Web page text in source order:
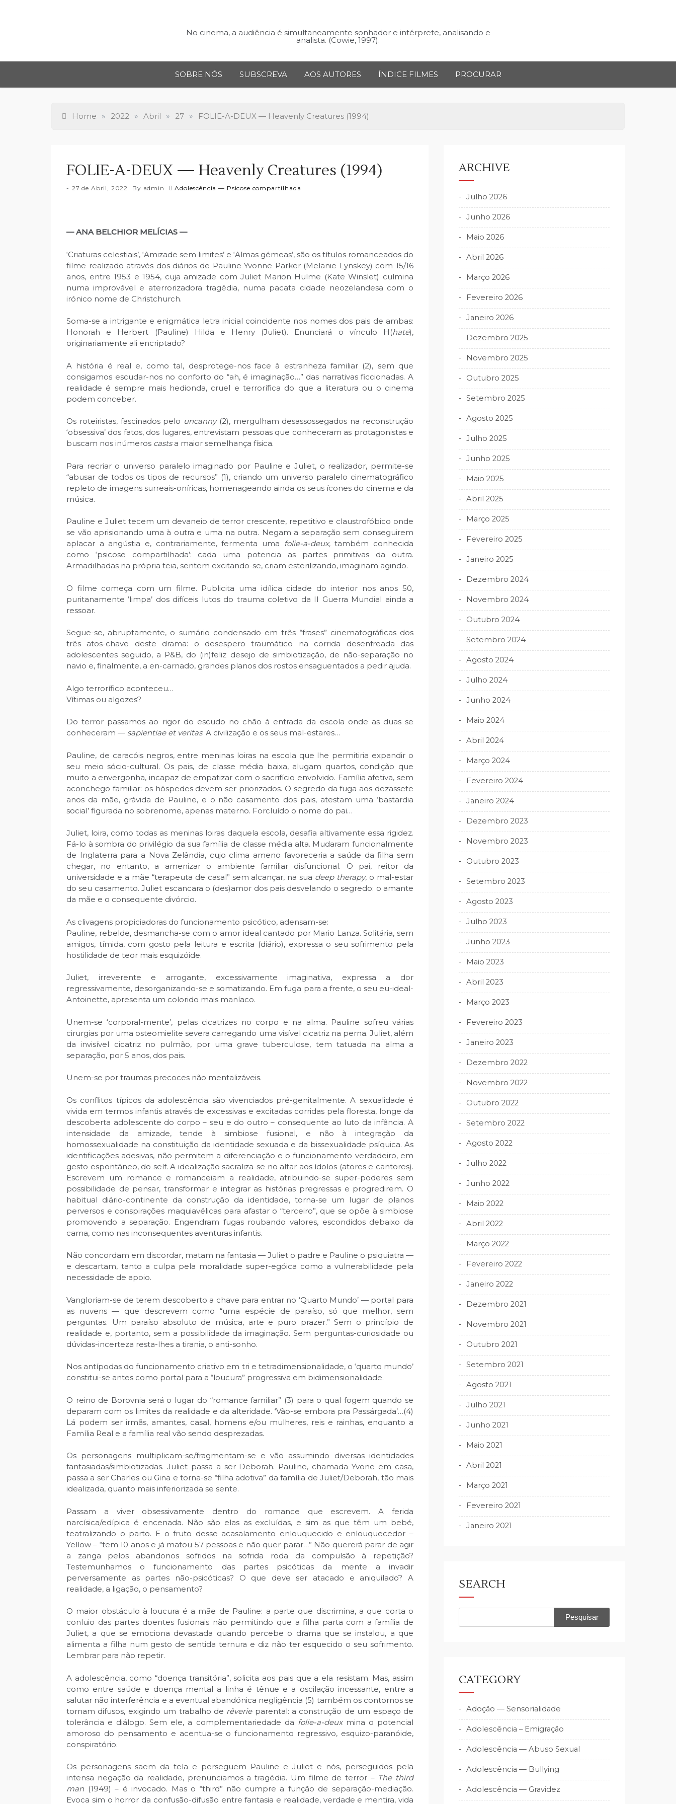
No cinema, a audiência é simultaneamente sonhador e intérprete, analisando e
analista. (Cowie, 1997).
SOBRE NÓS SUBSCREVA AOS AUTORES ÍNDICE FILMES PROCURAR
Home » 2022 » Abril » 27 » FOLIE-A-DEUX — Heavenly Creatures (1994)
FOLIE-A-DEUX — Heavenly Creatures (1994)
27 de Abril, 2022 By admin Adolescência — Psicose compartilhada
— ANA BELCHIOR MELÍCIAS —
‘Criaturas celestiais’, ‘Amizade sem limites’ e ‘Almas gémeas’, são os títulos romanceados do
filme realizado através dos diários de Pauline Yvonne Parker (Melanie Lynskey) com 15/16
anos, entre 1953 e 1954, cuja amizade com Juliet Marion Hulme (Kate Winslet) culmina
numa improvável e aterrorizadora tragédia, numa pacata cidade neozelandesa com o
irónico nome de Christchurch.
Soma-se a intrigante e enigmática letra inicial coincidente nos nomes dos pais de ambas:
Honorah e Herbert (Pauline) Hilda e Henry (Juliet). Enunciará o vínculo H(hate),
originariamente ali encriptado?
A história é real e, como tal, desprotege-nos face à estranheza familiar (2), sem que
consigamos escudar-nos no conforto do “ah, é imaginação…” das narrativas ficcionadas. A
realidade é sempre mais hedionda, cruel e terrorífica do que a literatura ou o cinema
podem conceber.
Os roteiristas, fascinados pelo uncanny(2), mergulham desassossegados na reconstrução
‘obsessiva’ dos fatos, dos lugares, entrevistam pessoas que conheceram as protagonistas e
buscam nos inúmeros castsa maior semelhança física.
Para recriar o universo paralelo imaginado por Pauline e Juliet, o realizador, permite-se
“abusar de todos os tipos de recursos” (1), criando um universo paralelo cinematográfico
repleto de imagens surreais-oníricas, homenageando ainda os seus ícones do cinema e da
música.
Pauline e Juliet tecem um devaneio de terror crescente, repetitivo e claustrofóbico onde
se vão aprisionando uma à outra e uma na outra. Negam a separação sem conseguirem
aplacar a angústia e, contrariamente, fermenta uma folie-a-deux,também conhecida
como ‘psicose compartilhada’: cada uma potencia as partes primitivas da outra.
Armadilhadas na própria teia, sentem excitando-se, criam esterilizando, imaginam agindo.
O filme começa com um filme. Publicita uma idílica cidade do interior nos anos 50,
puritanamente ‘limpa’ dos difíceis lutos do trauma coletivo da II Guerra Mundial ainda a
ressoar.
Segue-se, abruptamente, o sumário condensado em três “frases” cinematográficas dos
três atos-chave deste drama: o desespero traumático na corrida desenfreada das
adolescentes seguido, a P&B, do (in)feliz desejo de simbiotização, de não-separação no
navio e, finalmente, a en-carnado, grandes planos dos rostos ensaguentados a pedir ajuda.
Algo terrorífico aconteceu…
Vítimas ou algozes?
Do terror passamos ao rigor do escudo no chão à entrada da escola onde as duas se
conheceram — sapientiae et veritas. A civilização e os seus mal-estares…
Pauline, de caracóis negros, entre meninas loiras na escola que lhe permitiria expandir o
seu meio sócio-cultural. Os pais, de classe média baixa, alugam quartos, condição que
muito a envergonha, incapaz de empatizar com o sacrifício envolvido. Família afetiva, sem
aconchego familiar: os hóspedes devem ser priorizados. O segredo da fuga aos dezassete
anos da mãe, grávida de Pauline, e o não casamento dos pais, atestam uma ‘bastardia
social’ figurada no sobrenome, apenas materno. Forcluído o nome do pai…
Juliet, loira, como todas as meninas loiras daquela escola, desafia altivamente essa rigidez.
Fá-lo à sombra do privilégio da sua família de classe média alta. Mudaram funcionalmente
de Inglaterra para a Nova Zelândia, cujo clima ameno favoreceria a saúde da filha sem
chegar, no entanto, a amenizar o ambiente familiar disfuncional. O pai, reitor da
universidade e a mãe “terapeuta de casal” sem alcançar, na sua deep therapy, o mal-estar
do seu casamento. Juliet escancara o (des)amor dos pais desvelando o segredo: o amante
da mãe e o consequente divórcio.
As clivagens propiciadoras do funcionamento psicótico, adensam-se:
Pauline, rebelde, desmancha-se com o amor ideal cantado por Mario Lanza. Solitária, sem
amigos, tímida, com gosto pela leitura e escrita (diário), expressa o seu sofrimento pela
hostilidade de teor mais esquizóide.
Juliet, irreverente e arrogante, excessivamente imaginativa, expressa a dor
regressivamente, desorganizando-se e somatizando. Em fuga para a frente, o seu eu-ideal-
Antoinette, apresenta um colorido mais maníaco.
Unem-se ‘corporal-mente’, pelas cicatrizes no corpo e na alma. Pauline sofreu várias
cirurgias por uma osteomielite severa carregando uma visível cicatriz na perna. Juliet, além
da invisível cicatriz no pulmão, por uma grave tuberculose, tem tatuada na alma a
separação, por 5 anos, dos pais.
Unem-se por traumas precoces não mentalizáveis.
Os conflitos típicos da adolescência são vivenciados pré-genitalmente. A sexualidade é
vivida em termos infantis através de excessivas e excitadas corridas pela floresta, longe da
descoberta adolescente do corpo – seu e do outro – consequente ao luto da infância. A
intensidade da amizade, tende à simbiose fusional, e não à integração da
homossexualidade na constituição da identidade sexuada e da bissexualidade psíquica. As
identificações adesivas, não permitem a diferenciação e o funcionamento verdadeiro, em
gesto espontâneo, do self. A idealização sacraliza-se no altar aos ídolos (atores e cantores).
Escrevem um romance e romanceiam a realidade, atribuindo-se super-poderes sem
possibilidade de pensar, transformar e integrar as histórias pregressas e progredirem. O
habitual diário-continente da construção da identidade, torna-se um lugar de planos
perversos e conspirações maquiavélicas para afastar o “terceiro”, que se opõe à simbiose
promovendo a separação. Engendram fugas roubando valores, escondidos debaixo da
cama, como nas inconsequentes aventuras infantis.
Não concordam em discordar, matam na fantasia — Juliet o padre e Pauline o psiquiatra —
e descartam, tanto a culpa pela moralidade super-egóica como a vulnerabilidade pela
necessidade de apoio.
Vangloriam-se de terem descoberto a chave para entrar no ‘Quarto Mundo’ — portal para
as nuvens — que descrevem como “uma espécie de paraíso, só que melhor, sem
perguntas. Um paraíso absoluto de música, arte e puro prazer.” Sem o princípio de
realidade e, portanto, sem a possibilidade da imaginação. Sem perguntas-curiosidade ou
dúvidas-incerteza resta-lhes a tirania, o anti-sonho.
Nos antípodas do funcionamento criativo em tri e tetradimensionalidade, o ‘quarto mundo’
constitui-se antes como portal para a “loucura” progressiva em bidimensionalidade.
O reino de Borovnia será o lugar do “romance familiar” (3) para o qual fogem quando se
deparam com os limites da realidade e da alteridade. ‘Vão-se embora pra Passárgada’…(4)
Lá podem ser irmãs, amantes, casal, homens e/ou mulheres, reis e rainhas, enquanto a
Família Real e a família real vão sendo desprezadas.
Os personagens multiplicam-se/fragmentam-se e vão assumindo diversas identidades
fantasiadas/simbiotizadas. Juliet passa a ser Deborah. Pauline, chamada Yvone em casa,
passa a ser Charles ou Gina e torna-se “filha adotiva” da família de Juliet/Deborah, tão mais
idealizada, quanto mais inferiorizada se sente.
Passam a viver obsessivamente dentro do romance que escrevem. A ferida
narcísica/edípica é encenada. Não são elas as excluídas, e sim as que têm um bebé,
teatralizando o parto. E o fruto desse acasalamento enlouquecido e enlouquecedor –
Yellow – “tem 10 anos e já matou 57 pessoas e não quer parar…” Não quererá parar de agir
a zanga pelos abandonos sofridos na sofrida roda da compulsão à repetição?
Testemunhamos o funcionamento das partes psicóticas da mente a invadir
perversamente as partes não-psicóticas? O que deve ser atacado e aniquilado? A
realidade, a ligação, o pensamento?
O maior obstáculo à loucura é a mãe de Pauline: a parte que discrimina, a que corta o
conluio das partes doentes fusionais não permitindo que a filha parta com a família de
Juliet, a que se emociona devastada quando percebe o drama que se instalou, a que
alimenta a filha num gesto de sentida ternura e diz não ter esquecido o seu sofrimento.
Lembrar para não repetir.
A adolescência, como “doença transitória”, solicita aos pais que a ela resistam. Mas, assim
como entre saúde e doença mental a linha é tênue e a oscilação incessante, entre a
salutar não interferência e a eventual abandónica negligência (5) também os contornos se
tornam difusos, exigindo um trabalho de rêverieparental: a construção de um espaço de
tolerância e diálogo. Sem ele, a complementariedade da folie-a-deuxmina o potencial
amoroso do pensamento e acentua-se o funcionamento regressivo, esquizo-paranóide,
conspiratório.
Os personagens saem da tela e perseguem Pauline e Juliet e nós, perseguidos pela
intensa negação da realidade, prenunciamos a tragédia. Um filme de terror – The third
man (1949) – é invocado. Mas o “third” não cumpre a função de separação-mediação.
Evoca sim o horror da confusão-difusão entre fantasia e realidade, verdade e mentira, vida
ARCHIVE
Julho 2026
Junho 2026
Maio 2026
Abril 2026
Março 2026
Fevereiro 2026
Janeiro 2026
Dezembro 2025
Novembro 2025
Outubro 2025
Setembro 2025
Agosto 2025
Julho 2025
Junho 2025
Maio 2025
Abril 2025
Março 2025
Fevereiro 2025
Janeiro 2025
Dezembro 2024
Novembro 2024
Outubro 2024
Setembro 2024
Agosto 2024
Julho 2024
Junho 2024
Maio 2024
Abril 2024
Março 2024
Fevereiro 2024
Janeiro 2024
Dezembro 2023
Novembro 2023
Outubro 2023
Setembro 2023
Agosto 2023
Julho 2023
Junho 2023
Maio 2023
Abril 2023
Março 2023
Fevereiro 2023
Janeiro 2023
Dezembro 2022
Novembro 2022
Outubro 2022
Setembro 2022
Agosto 2022
Julho 2022
Junho 2022
Maio 2022
Abril 2022
Março 2022
Fevereiro 2022
Janeiro 2022
Dezembro 2021
Novembro 2021
Outubro 2021
Setembro 2021
Agosto 2021
Julho 2021
Junho 2021
Maio 2021
Abril 2021
Março 2021
Fevereiro 2021
Janeiro 2021
SEARCH
por:
CATEGORY
Adoção — Sensorialidade
Adolescência – Emigração
Adolescência — Abuso Sexual
Adolescência — Bullying
Adolescência — Gravidez